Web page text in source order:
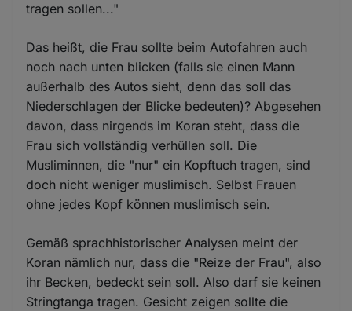
tragen sollen..."
Das heißt, die Frau sollte beim Autofahren auch
noch nach unten blicken (falls sie einen Mann
außerhalb des Autos sieht, denn das soll das
Niederschlagen der Blicke bedeuten)? Abgesehen
davon, dass nirgends im Koran steht, dass die
Frau sich vollständig verhüllen soll. Die
Musliminnen, die "nur" ein Kopftuch tragen, sind
doch nicht weniger muslimisch. Selbst Frauen
ohne jedes Kopf können muslimisch sein.
Gemäß sprachhistorischer Analysen meint der
Koran nämlich nur, dass die "Reize der Frau", also
ihr Becken, bedeckt sein soll. Also darf sie keinen
Stringtanga tragen. Gesicht zeigen sollte die